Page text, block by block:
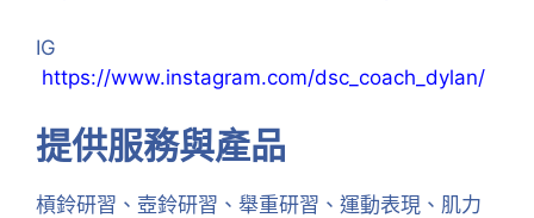
IG
https://www.instagram.com/dsc_coach_dylan/
提供服務與產品
槓鈴研習、壺鈴研習、舉重研習、運動表現、肌力